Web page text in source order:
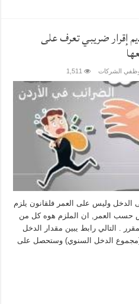
بتقديم إقرار ضريبي تعرف على
الشركات 1,511
الدخل وليس على العمر فلقانون يلزم
حسب العمر, ان الملزم هوه كل من
. التالي رابط يبين مقدار الدخل
الدخل السنوي) وستحصل على